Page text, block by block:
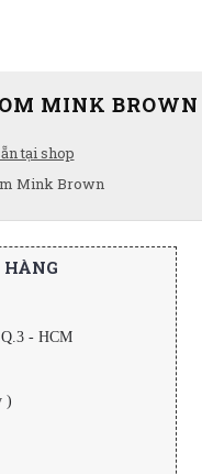
tại shop
Mink Brown
MINK BROWN
- HCM
)